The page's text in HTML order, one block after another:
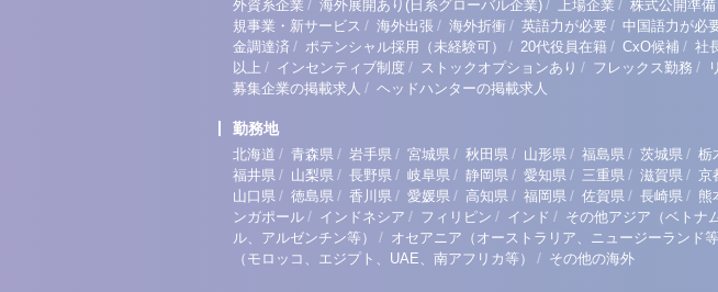
外資系企業 / 海外展開あり(日系グローバル企業) / 上場企業 / 株式公開準備
規事業・新サービス / 海外出張 / 海外折衝 / 英語力が必要 / 中国語力が必
金調達済 / ポテンシャル採用（未経験可） / 20代役員在籍 / CxO候補 / 社
以上 / インセンティブ制度 / ストックオプションあり / フレックス勤務 /
募集企業の掲載求人 / ヘッドハンターの掲載求人
勤務地
北海道 / 青森県 / 岩手県 / 宮城県 / 秋田県 / 山形県 / 福島県 / 茨城県 / 栃
福井県 / 山梨県 / 長野県 / 岐阜県 / 静岡県 / 愛知県 / 三重県 / 滋賀県 / 京
山口県 / 徳島県 / 香川県 / 愛媛県 / 高知県 / 福岡県 / 佐賀県 / 長崎県 / 熊
ンガポール / インドネシア / フィリピン / インド / その他アジア（ベトナ
ル、アルゼンチン等）
/ オセアニア（オーストラリア、ニュージーランド等
（モロッコ、エジプト、UAE、南アフリカ等）
/ その他の海外